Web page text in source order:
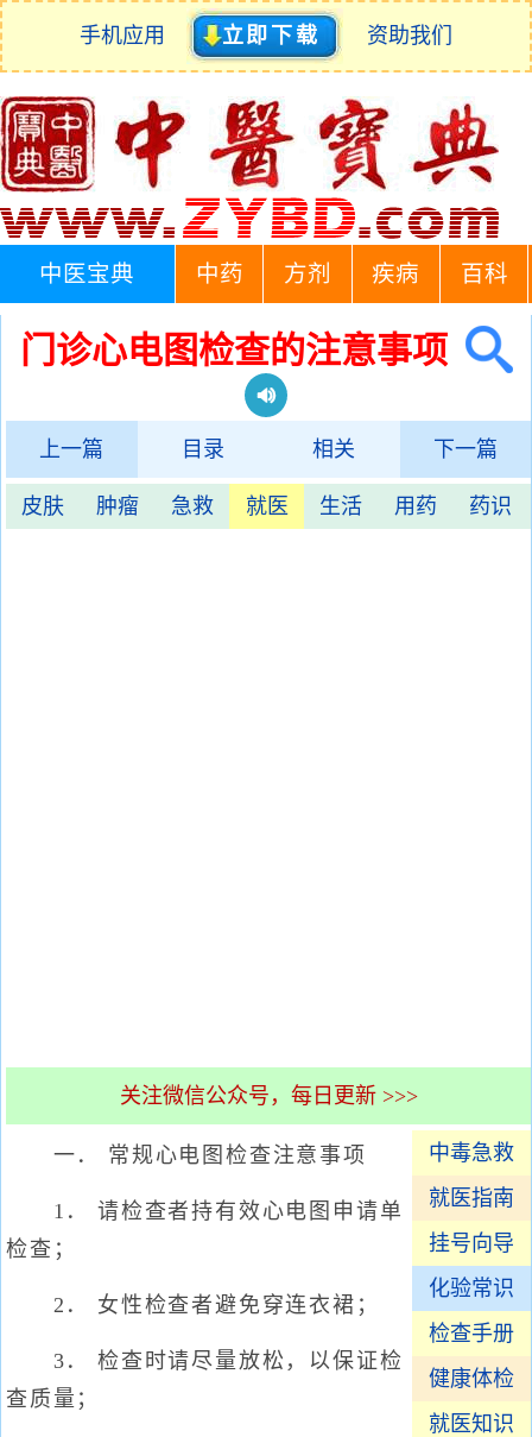
手机应用 立即下载 资助我们
中医宝典 中药 方剂 疾病 百科
门诊心电图检查的注意事项
上一篇 目录 相关 下一篇
皮肤 肿瘤 急救 就医 生活 用药 药识
关注微信公众号，每日更新 >>>
中毒急救
就医指南
挂号向导
化验常识
检查手册
健康体检
就医知识
一． 常规心电图检查注意事项
1． 请检查者持有效心电图申请单
检查；
2． 女性检查者避免穿连衣裙；
3． 检查时请尽量放松，以保证检
查质量；